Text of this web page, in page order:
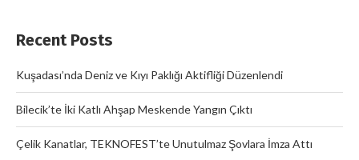
Recent Posts
Kuşadası’nda Deniz ve Kıyı Paklığı Aktifliği Düzenlendi
Bilecik’te İki Katlı Ahşap Meskende Yangın Çıktı
Çelik Kanatlar, TEKNOFEST’te Unutulmaz Şovlara İmza Attı